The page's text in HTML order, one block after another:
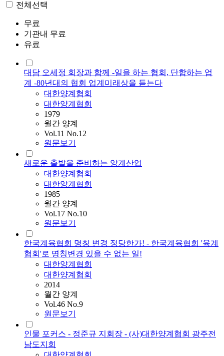
전체선택
무료
기관내 무료
유료
대담 오세정 회장과 함께 -일을 하는 협회, 단합하는 업
계 -80년대의 협회 업계미래상을 듣는다
대한양계협회
대한양계협회
1979
월간 양계
Vol.11 No.12
원문보기
새로운 출발을 준비하는 양계산업
대한양계협회
대한양계협회
1985
월간 양계
Vol.17 No.10
원문보기
한국계육협회 명칭 변경 정당한가! - 한국계육협회 '육계
협회'로 명칭변경 있을 수 없는 일!
대한양계협회
대한양계협회
2014
월간 양계
Vol.46 No.9
원문보기
인물 포커스 - 정준규 지회장 - (사)대한양계협회 광주전
남도지회